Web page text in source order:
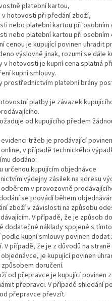
platební kartou,
hotovosti při předání zboží,
nebo platební kartou při
nebo platební kartou při
cenou je kupující povinen uhradit
výslovně jinak, rozumí se dále
v hotovosti je kupní cena splatná
kupní smlouvy.
prostřednictvím platební brány
platby je závazek
od kupujícího předem
tržeb je prodávající
v případě technického
dodáno:
určenou kupujícím objednávce
výdejny zásilek na adresu
v provozovně
se provádí během
zboží v závislosti na způsobu
V případě, že je způsob
dodatečné náklady spojené s
kupní smlouvy povinen
V případě, že je z důvodů na
je kupující povinen
doručení.
od přepravce je kupující povinen
přepravci. V případě shledání
přepravce převzít.